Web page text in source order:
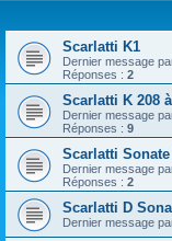
Scarlatti K1
Dernier message
Réponses : 2
Scarlatti K 208
Dernier message
Réponses : 9
Scarlatti
Dernier message
Réponses : 2
Scarlatti D
Dernier message